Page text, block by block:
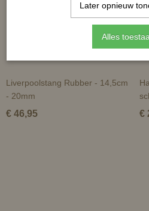
Liverpoolstang Rubber - 14,5cm
- 20mm
€ 46,95 €
Later opnieuw
Alles